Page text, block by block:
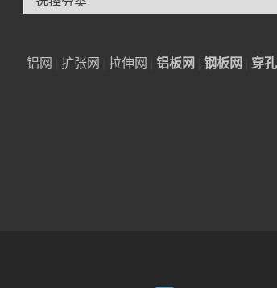
铝网 扩张网 拉伸网 铝板网 钢板网 穿